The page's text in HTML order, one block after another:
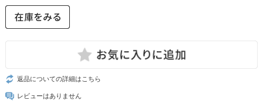
返品についての詳細はこちら
レビューはありません